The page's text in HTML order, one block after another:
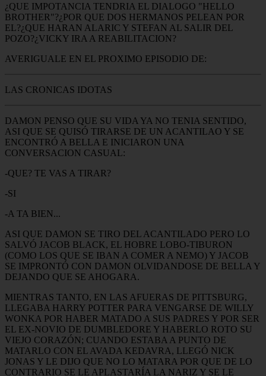
¿QUE IMPOTANCIA TENDRIA EL DIALOGO "HELLO
BROTHER"?¿POR QUE DOS HERMANOS PELEAN POR
EL?¿QUE HARAN ALARIC Y STEFAN AL SALIR DEL
POZO?¿VICKY IRA A REABILITACION?
AVERIGUALE EN EL PROXIMO EPISODIO DE:
LAS CRONICAS IDOTAS
DAMON PENSO QUE SU VIDA YA NO TENIA SENTIDO,
ASI QUE SE QUISÓ TIRARSE DE UN ACANTILAO Y SE
ENCONTRÓ A BELLA E INICIARON UNA
CONVERSACION CASUAL:
-QUE? TE VAS A TIRAR?
-SI
-A TA BIEN...
ASI QUE DAMON SE TIRO DEL ACANTILADO PERO LO
SALVÓ JACOB BLACK, EL HOBRE LOBO-TIBURON
(COMO LOS QUE SE IBAN A COMER A NEMO) Y JACOB
SE IMPRONTÓ CON DAMON OLVIDANDOSE DE BELLA Y
DEJANDO QUE SE AHOGARA.
MIENTRAS TANTO, EN LAS AFUERAS DE PITTSBURG,
LLEGABA HARRY POTTER PARA VENGARSE DE WILLY
WONKA POR HABER MATADO A SUS PADRES Y POR SER
EL EX-NOVIO DE DUMBLEDORE Y HABERLO ROTO SU
VIEJO CORAZÓN; CUANDO ESTABA A PUNTO DE
MATARLO CON EL AVADA KEDAVRA, LLEGÓ NICK
JONAS Y LE DIJO QUE NO LO MATARA POR QUE DE LO
CONTRARIO SE LE APLASTARÍA LA NARIZ Y SE LE